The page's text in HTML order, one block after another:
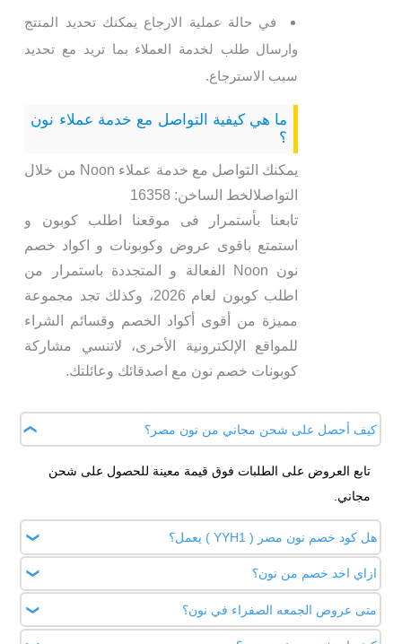
في حالة عملية الارجاع يمكنك تحديد المنتج
وارسال طلب لخدمة العملاء بما تريد مع تحديد
سبب الاسترجاع.
ما هي كيفية التواصل مع خدمة عملاء نون
؟
يمكنك التواصل مع خدمة عملاء Noon من خلال
التواصلالخط الساخن: 16358
تابعنا بأستمرار فى موقعنا اطلب كوبون و
استمتع باقوى عروض وكوبونات و اكواد خصم
نون Noon الفعالة و المتجددة باستمرار من
اطلب كوبون لعام 2026، وكذلك تجد مجموعة
مميزة من أقوى أكواد الخصم وقسائم الشراء
للمواقع الإلكترونية الأخرى، لاتنسي مشاركة
كوبونات خصم نون مع اصدقائك وعائلتك.
كيف أحصل على شحن مجاني من نون مصر؟
تابع العروض على الطلبات فوق قيمة معينة للحصول على شحن
مجاني.
هل كود خصم نون مصر ( YYH1 ) يعمل؟
طلب.
ازاي اخد خصم من نون؟
يمكنك الحصول علي خصومات نون مصر من خلال زيارة موقعنا
اطلب كوبون وتفعيل كود خصم نون مصر اليوم.
متى عروض الجمعه الصفراء في نون؟